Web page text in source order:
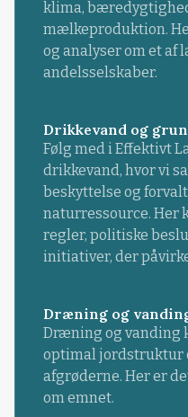
klima,
mælkeproduktion.
og analyser om et af
andelsselskaber.
Drikkevand og
Følg med i Effektivt
drikkevand, hvor vi
beskyttelse og
naturressource. Her
regler, politiske
initiativer, der
Dræning og
Dræning og vanding
optimal jordstruktur
afgrøderne. Her er
om emnet.